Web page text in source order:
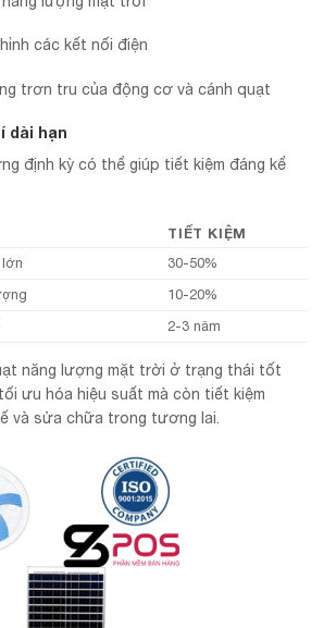
các kết nối điện
trơn tru của động cơ và cánh quạt
dài hạn
định kỳ có thể giúp tiết kiệm đáng kể
TIẾT KIỆM
30-50%
10-20%
2-3 năm
năng lượng mặt trời ở trạng thái tốt
ưu hóa hiệu suất mà còn tiết kiệm
và sửa chữa trong tương lai.